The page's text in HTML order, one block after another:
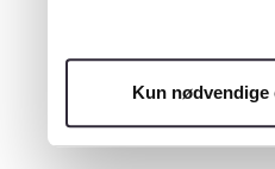
Kun nødvendige